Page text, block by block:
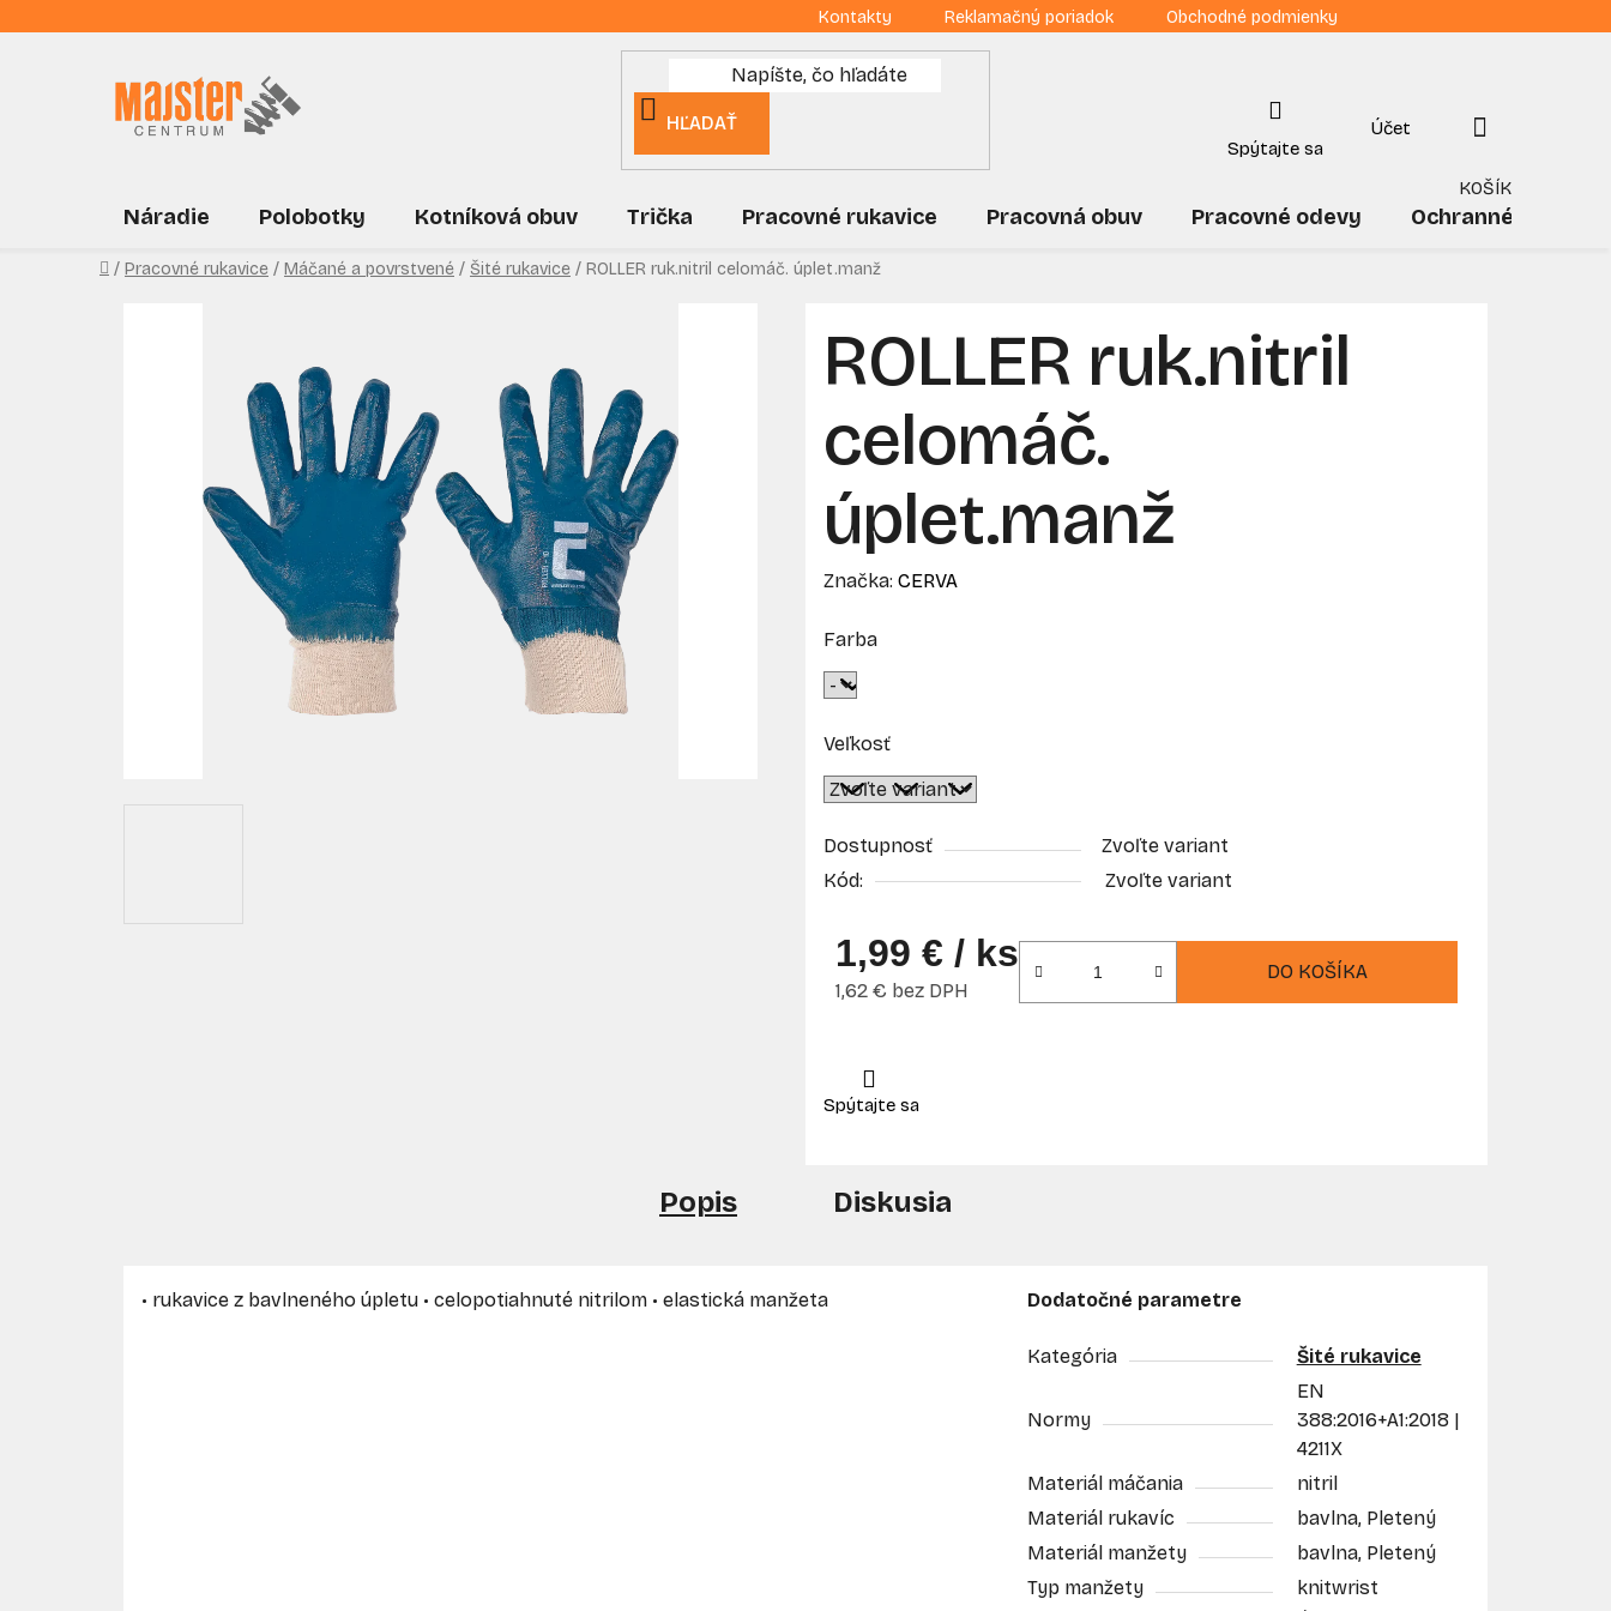
na
Kontakty Reklamačný poriadok Obchodné podmienky
HĽADAŤ
NÁKUPNÝ
KOŠÍK
Náradie Polobotky Kotníková obuv Trička Pracovné rukavice Pracovná obuv Pracovné odevy Ochranné
Domov
/ Pracovné rukavice / Máčané a povrstvené / Šité rukavice / ROLLER ruk.nitril celomáč. úplet.manž
ROLLER ruk.nitril
celomáč.
úplet.manž
Značka: CERVA
Farba
Veľkosť
Dostupnosť
Zvoľte variant
Kód:
Zvoľte variant
1,99 € / ks
1,62 € bez DPH
DO KOŠÍKA
Popis Diskusia
• rukavice z bavlneného úpletu • celopotiahnuté nitrilom • elastická manžeta Dodatočné parametre
Kategória Šité rukavice
Normy
EN
388:2016+A1:2018 |
4211X
Materiál máčania
nitril
Materiál rukavíc
bavlna, Pletený
Materiál manžety
bavlna, Pletený
Typ manžety
knitwrist